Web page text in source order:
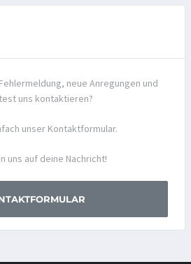
neue Anregungen und
uns kontaktieren?
unser Kontaktformular.
uns auf deine Nachricht!